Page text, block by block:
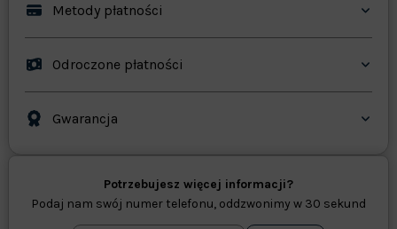
Metody płatności
Odroczone płatności
Gwarancja
Potrzebujesz więcej informacji?
Podaj nam swój numer telefonu, oddzwonimy w 30 sekund